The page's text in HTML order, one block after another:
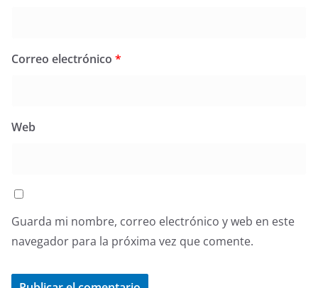
Correo electrónico *
Web
Guarda mi nombre, correo electrónico y web en este
navegador para la próxima vez que comente.